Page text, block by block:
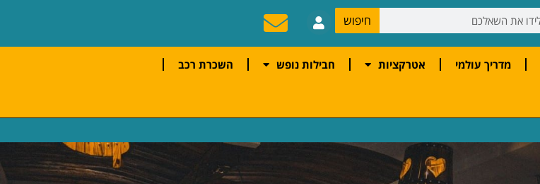
חיפוש
מדריך עולמי אטרקציות חבילות נופש השכרת רכב